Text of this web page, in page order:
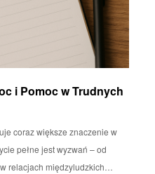
i Pomoc w Trudnych
coraz większe znaczenie w
pełne jest wyzwań – od
relacjach międzyludzkich…